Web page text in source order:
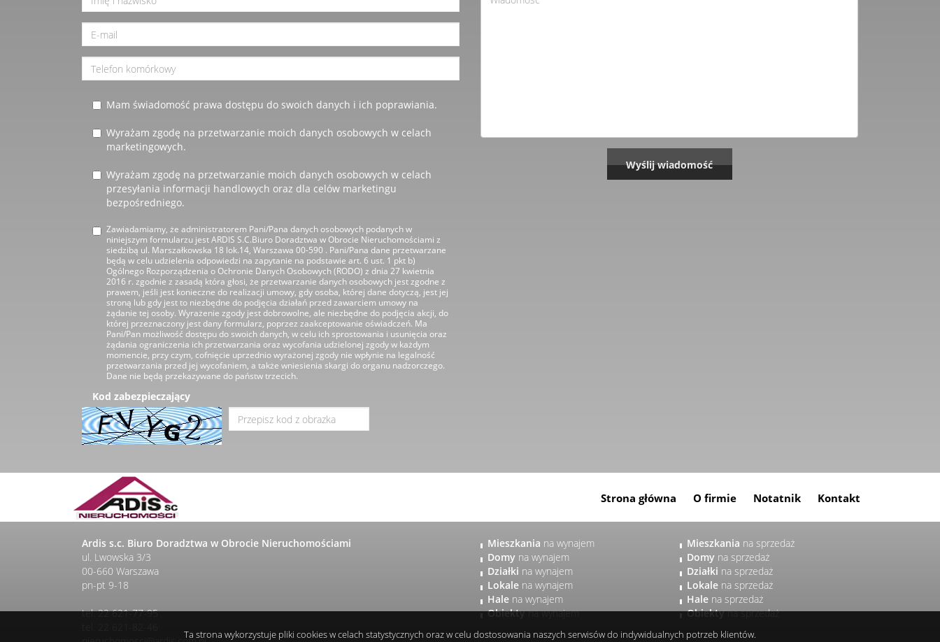
Mam świadomość prawa dostępu do swoich danych i ich poprawiania.
Wyrażam zgodę na przetwarzanie moich danych osobowych w celach
marketingowych.
Wyrażam zgodę na przetwarzanie moich danych osobowych w celach
przesyłania informacji handlowych oraz dla celów marketingu
bezpośredniego.
Zawiadamiamy, że administratorem Pani/Pana danych osobowych podanych w
niniejszym formularzu jest ARDIS S.C.Biuro Doradztwa w Obrocie Nieruchomościami z
siedzibą ul. Marszałkowska 18 lok.14, Warszawa 00-590 . Pani/Pana dane przetwarzane
będą w celu udzielenia odpowiedzi na zapytanie na podstawie art. 6 ust. 1 pkt b)
Ogólnego Rozporządzenia o Ochronie Danych Osobowych (RODO) z dnia 27 kwietnia
2016 r. zgodnie z zasadą która głosi, że przetwarzanie danych osobowych jest zgodne z
prawem, jeśli jest konieczne do realizacji umowy, gdy osoba, której dane dotyczą, jest jej
stroną lub gdy jest to niezbędne do podjęcia działań przed zawarciem umowy na
żądanie tej osoby. Wyrażenie zgody jest dobrowolne, ale niezbędne do podjęcia akcji, do
której przeznaczony jest dany formularz, poprzez zaakceptowanie oświadczeń. Ma
Pani/Pan możliwość dostępu do swoich danych, w celu ich sprostowania i usunięcia oraz
żądania ograniczenia ich przetwarzania oraz wycofania udzielonej zgody w każdym
momencie, przy czym, cofnięcie uprzednio wyrażonej zgody nie wpłynie na legalność
przetwarzania przed jej wycofaniem, a także wniesienia skargi do organu nadzorczego.
Dane nie będą przekazywane do państw trzecich.
Kod zabezpieczający
Strona główna O firmie Notatnik Kontakt
Ardis s.c. Biuro Doradztwa w Obrocie Nieruchomościami
ul. Lwowska 3/3
00-660 Warszawa
pn-pt 9-18
tel.22 621-77-95
Mieszkania na wynajem
Domy na wynajem
Działki na wynajem
Lokale na wynajem
Hale na wynajem
Obiektyna wynajem
Mieszkania na sprzedaż
Domy na sprzedaż
Działki na sprzedaż
Lokale na sprzedaż
Hale na sprzedaż
Obiektyna sprzedaż
Ta strona wykorzystuje pliki cookies w celach statystycznych oraz w celu dostosowania naszych serwisów do indywidualnych potrzeb klientów.